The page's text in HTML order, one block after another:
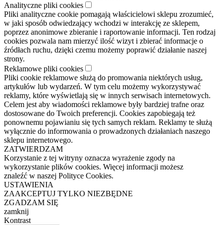
Analityczne pliki cookies
Pliki analityczne cookie pomagają właścicielowi sklepu zrozumieć,
w jaki sposób odwiedzający wchodzi w interakcję ze sklepem,
poprzez anonimowe zbieranie i raportowanie informacji. Ten rodzaj
cookies pozwala nam mierzyć ilość wizyt i zbierać informacje o
źródłach ruchu, dzięki czemu możemy poprawić działanie naszej
strony.
Reklamowe pliki cookies
Pliki cookie reklamowe służą do promowania niektórych usług,
artykułów lub wydarzeń. W tym celu możemy wykorzystywać
reklamy, które wyświetlają się w innych serwisach internetowych.
Celem jest aby wiadomości reklamowe były bardziej trafne oraz
dostosowane do Twoich preferencji. Cookies zapobiegają też
ponownemu pojawianiu się tych samych reklam. Reklamy te służą
wyłącznie do informowania o prowadzonych działaniach naszego
sklepu internetowego.
ZATWIERDZAM
Korzystanie z tej witryny oznacza wyrażenie zgody na
wykorzystanie plików cookies. Więcej informacji możesz
znaleźć w naszej Polityce Cookies.
USTAWIENIA
ZAAKCEPTUJ TYLKO NIEZBĘDNE
ZGADZAM SIĘ
zamknij
Kontrast